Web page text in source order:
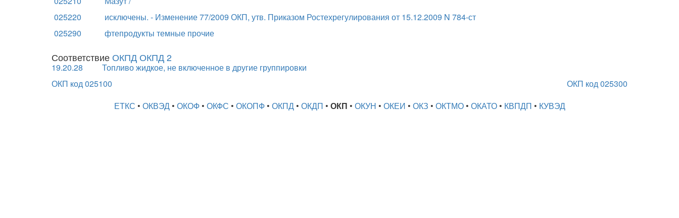
025220
исключены. - Изменение 77/2009 ОКП, утв. Приказом Ростехрегулирования от 15.12.2009 N 784-ст
025290
фтепродукты темные прочие
Соответствие ОКПД ОКПД 2
19.20.28
Топливо жидкое, не включенное в другие группировки
ОКП код 025100
ОКП код 025300
ЕТКС • ОКВЭД• ОКОФ• ОКФС • ОКОПФ• ОКПД• ОКДП • ОКП • ОКУН • ОКЕИ • ОКЗ • ОКТМО• ОКАТО• КВПДП • КУВЭД